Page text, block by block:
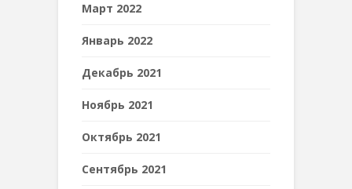
Март 2022
Январь 2022
Декабрь 2021
Ноябрь 2021
Октябрь 2021
Сентябрь 2021